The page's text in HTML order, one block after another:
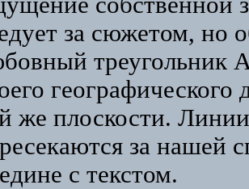
за сюжетом, но
треугольник
же плоскости.
за нашей
с текстом.